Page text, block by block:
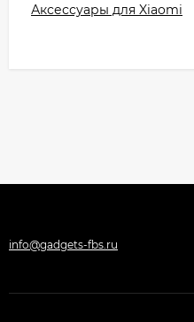
Аксессуары для Xiaomi
info@gadgets-fbs.ru